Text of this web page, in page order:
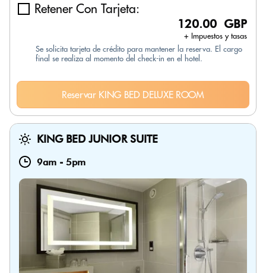
Retener Con Tarjeta:
120.00 GBP
+ Impuestos y tasas
Se solicita tarjeta de crédito para mantener la reserva. El cargo
final se realiza al momento del check-in en el hotel.
Reservar KING BED DELUXE ROOM
KING BED JUNIOR SUITE
9am - 5pm